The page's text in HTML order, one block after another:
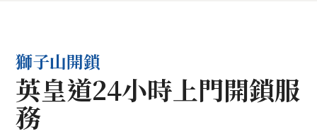
獅子山開鎖
英皇道24小時上門開鎖服
務